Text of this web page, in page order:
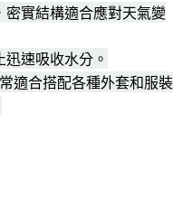
實結構適合應對天氣變
速吸收水分。
適合搭配各種外套和服裝